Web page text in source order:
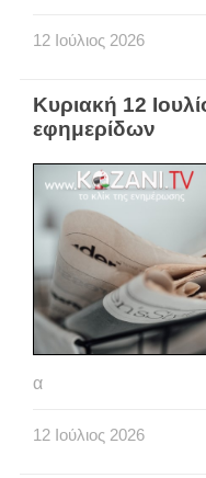
12 Ιούλιος 2026
Κυριακή 12
εφημερίδων
α
12 Ιούλιος 2026